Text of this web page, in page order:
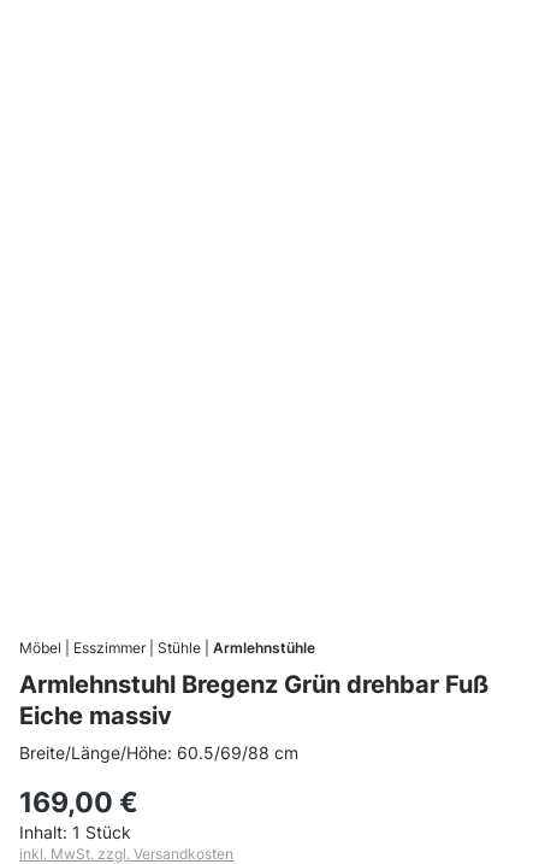
Möbel Esszimmer Stühle Armlehnstühle
Armlehnstuhl Bregenz Grün drehbar Fuß
Eiche massiv
Breite/Länge/Höhe: 60.5/69/88 cm
169,00 €
Inhalt: 1 Stück
inkl. MwSt. zzgl. Versandkosten